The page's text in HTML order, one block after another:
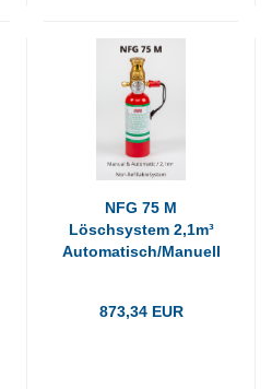
NFG 75 M
Löschsystem 2,1m³
Automatisch/Manuell
873,34 EUR